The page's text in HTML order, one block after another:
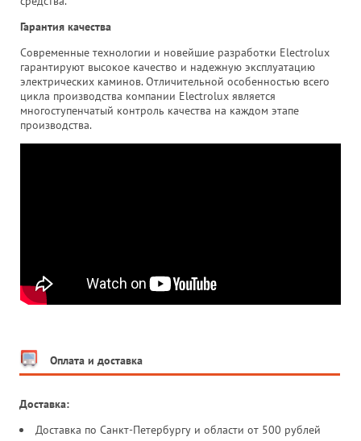
Гарантия качества
Современные технологии и новейшие разработки Electrolux
гарантируют высокое качество и надежную эксплуатацию
электрических каминов. Отличительной особенностью всего
цикла производства компании Electrolux является
многоступенчатый контроль качества на каждом этапе
производства.
Оплата и доставка
Доставка:
Доставка по Санкт-Петербургу и области от 500 рублей